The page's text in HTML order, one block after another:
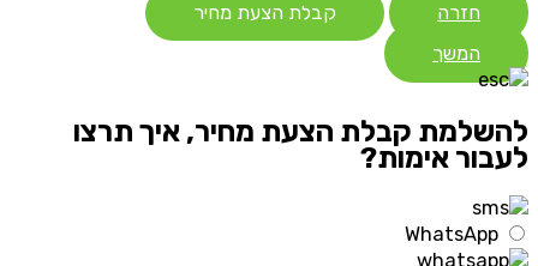
חזרה
קבלת הצעת מחיר
המשך
להשלמת קבלת הצעת מחיר, איך תרצו
לעבור אימות?
WhatsApp